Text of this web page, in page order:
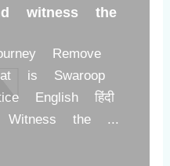
witness the
Remove
is Swaroop
English हिंदी
Witness the ...